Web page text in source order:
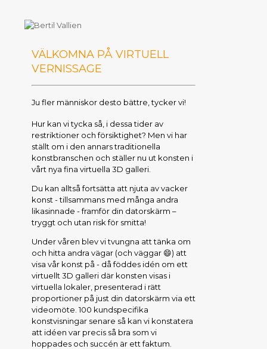
VÄLKOMNA PÅ VIRTUELL
VERNISSAGE
Ju fler människor desto bättre, tycker vi!
Hur kan vi tycka så, i dessa tider av
restriktioner och försiktighet? Men vi har
ställt om i den annars traditionella
konstbranschen och ställer nu ut konsten i
vårt nya fina virtuella 3D galleri.
Du kan alltså fortsätta att njuta av vacker
konst - tillsammans med många andra
likasinnade - framför din datorskärm –
tryggt och utan risk för smitta!
Under våren blev vi tvungna att tänka om
och hitta andra vägar (och väggar 😄) att
visa vår konst på - då föddes idén om ett
virtuellt 3D galleri där konsten visas i
virtuella lokaler, presenterad i rätt
proportioner på just din datorskärm via ett
videomöte. 100 kundspecifika
konstvisningar senare så kan vi konstatera
att idéen var precis så bra som vi
hoppades och succén är ett faktum.